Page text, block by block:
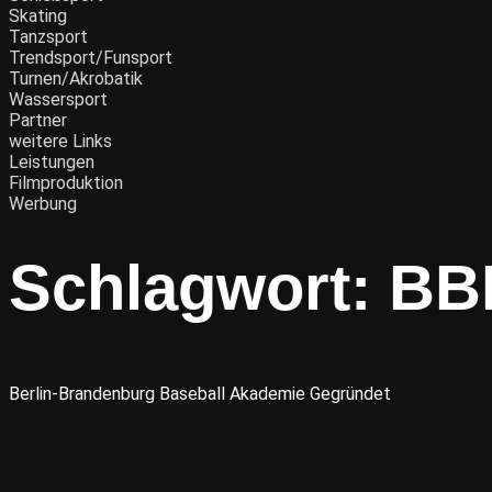
Skating
Tanzsport
Trendsport/Funsport
Turnen/Akrobatik
Wassersport
Partner
weitere Links
Leistungen
Filmproduktion
Werbung
Schlagwort:
Berlin-Brandenburg Baseball Akademie Gegründet